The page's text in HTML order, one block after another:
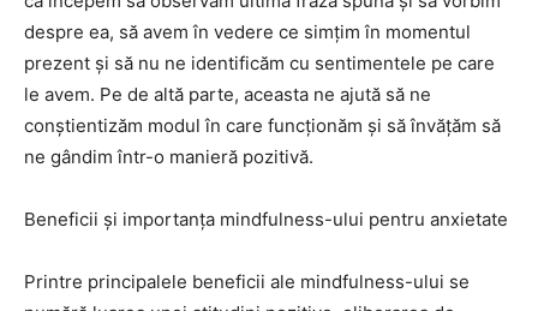
despre ea, să avem în vedere ce simțim în momentul
prezent și să nu ne identificăm cu sentimentele pe care
le avem. Pe de altă parte, aceasta ne ajută să ne
conștientizăm modul în care funcționăm și să învățăm să
ne gândim într-o manieră pozitivă.
Beneficii și importanța mindfulness-ului pentru anxietate
Printre principalele beneficii ale mindfulness-ului se